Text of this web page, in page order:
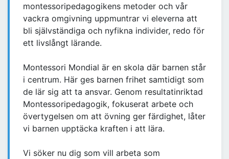
montessoripedagogikens metoder och vår
vackra omgivning uppmuntrar vi eleverna att
bli självständiga och nyfikna individer, redo för
ett livslångt lärande.
Montessori Mondial är en skola där barnen står
i centrum. Här ges barnen frihet samtidigt som
de lär sig att ta ansvar. Genom resultatinriktad
Montessoripedagogik, fokuserat arbete och
övertygelsen om att övning ger färdighet, låter
vi barnen upptäcka kraften i att lära.
Vi söker nu dig som vill arbeta som